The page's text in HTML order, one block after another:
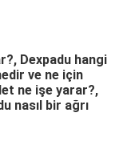
Dexpadu hangi
ve ne için
ne işe yarar?,
nasıl bir ağrı